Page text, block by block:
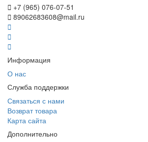
+7 (965) 076-07-51
89062683608@mail.ru
Информация
О нас
Служба поддержки
Связаться с нами
Возврат товара
Карта сайта
Дополнительно